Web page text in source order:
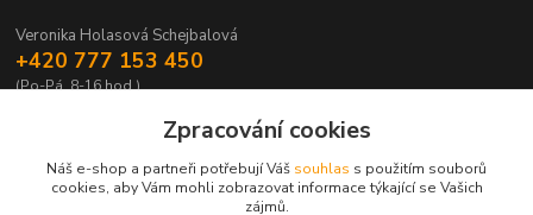
Veronika Holasová Schejbalová
+420 777 153 450
(Po-Pá, 8-16 hod.)
eshop@aidina.czZpracování cookies
Náš e-shop a partneři potřebují Váš souhlas s použitím souborů
cookies, aby Vám mohli zobrazovat informace týkající se Vašich
zájmů.